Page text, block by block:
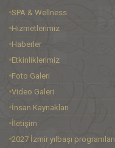
SPA & Wellness
Hizmetlerimiz
Haberler
Etkinliklerimiz
Foto Galeri
Video Galeri
İnsan Kaynakları
İletişim
2027 İzmir yılbaşı programları